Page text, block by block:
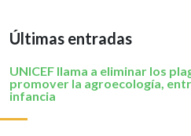
Últimas entradas
UNICEF llama a eliminar los
promover la agroecología,
infancia